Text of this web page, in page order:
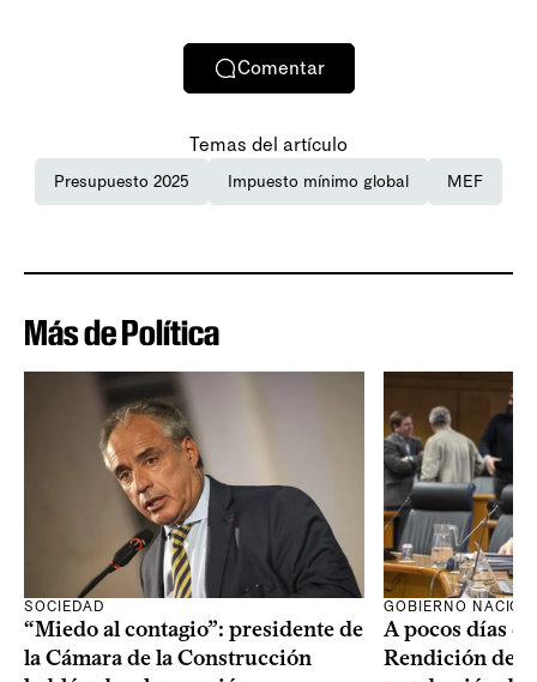
Comentar
Temas del artículo
Presupuesto 2025 Impuesto mínimo global MEF
Más de Política
SOCIEDAD
“Miedo al contagio”: presidente de
la Cámara de la Construcción
GOBIERNO
A pocos días
Rendición de